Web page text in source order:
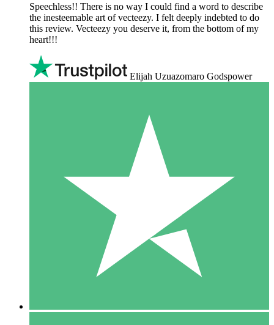
Speechless!! There is no way I could find a word to describe
the inesteemable art of vecteezy. I felt deeply indebted to do
this review. Vecteezy you deserve it, from the bottom of my
heart!!!
Elijah Uzuazomaro Godspower